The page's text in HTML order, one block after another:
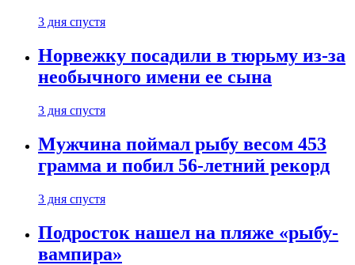
3 дня спустя
Норвежку посадили в тюрьму из-за
необычного имени ее сына
3 дня спустя
Мужчина поймал рыбу весом 453
грамма и побил 56-летний рекорд
3 дня спустя
Подросток нашел на пляже «рыбу-
вампира»